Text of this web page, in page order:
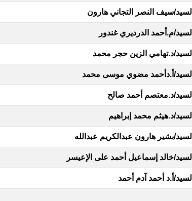
السيد/سيف النصر التجاني هارون
السيد/م.أحمد الدرديري غندور
السيد/د.تهامي الزين حجر محمد
السيد/أ.دأحمد مضوي موسى محمد
السيد/د.معتصم أحمد صالح
السيد/د.هيثم محمد إبراهيم
السيد/بشير هارون عبدالكريم عبدالله
السيد/خالد إسماعيل أحمد على الإعيسر
السيد/أ.د أحمد آدم أحمد